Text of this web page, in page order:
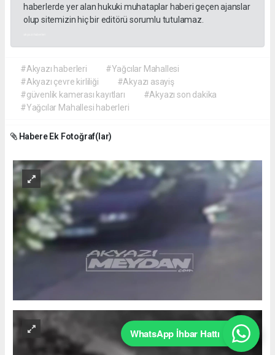
haberlerde yer alan hukuki muhataplar haberi geçen ajanslar
olup sitemizin hiç bir editörü sorumlu tutulamaz.
#Akyazı haberleri
#Yağcılar Mahallesi
#Akyazı çevre kirliliği
#Akyazı asayiş
#güvenlik kamerası kayıtları
#Akyazı son dakika
#Yağcılar Mahallesi haberleri
Habere Ek Fotoğraf(lar)
WhatsApp İhbar Hattı